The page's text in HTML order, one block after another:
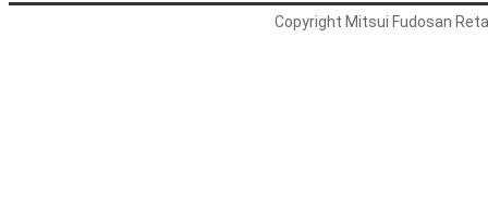
Copyright Mitsui Fudosan